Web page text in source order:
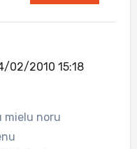
02/2010 15:18
mielu noru